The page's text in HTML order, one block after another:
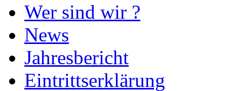
Wer sind wir ?
News
Jahresbericht
Eintrittserklärung